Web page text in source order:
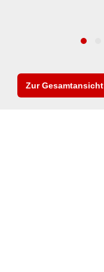
Zur Gesamtansicht